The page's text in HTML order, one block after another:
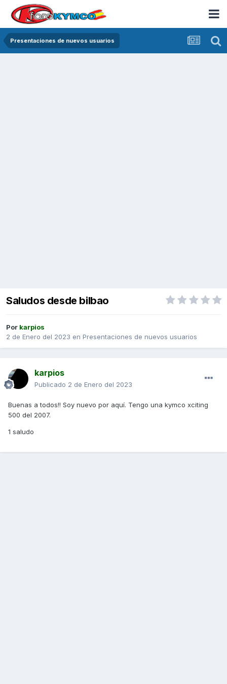
Presentaciones de nuevos usuarios
Saludos desde bilbao
Por karpios
2 de Enero del 2023 en Presentaciones de nuevos usuarios
karpios
Publicado 2 de Enero del 2023
Buenas a todos!! Soy nuevo por aquí. Tengo una kymco xciting
500 del 2007.
1 saludo